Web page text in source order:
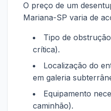
O preço de um
Mariana-SP varia de
Tipo de
crítica).
Localização do
em galeria
Equipamento
caminhão).